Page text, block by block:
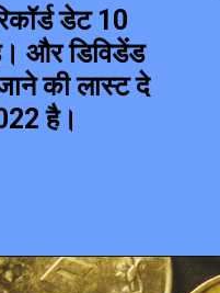
डेट 10
और डिविडेंड
की लास्ट दे
है।